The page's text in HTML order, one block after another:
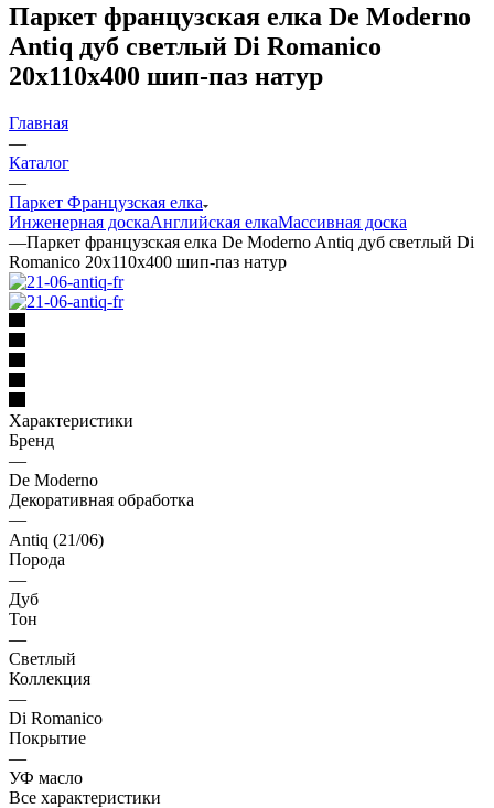
Паркет французская елка De Moderno
Antiq дуб светлый Di Romanico
20х110х400 шип-паз натур
Главная
—
Каталог
—
Паркет Французская елка
Инженерная доскаАнглийская елкаМассивная доска
—Паркет французская елка De Moderno Antiq дуб светлый Di
Romanico 20х110х400 шип-паз натур
Характеристики
Бренд
—
De Moderno
Декоративная обработка
—
Antiq (21/06)
Порода
—
Дуб
Тон
—
Светлый
Коллекция
—
Di Romanico
Покрытие
—
УФ масло
Все характеристики